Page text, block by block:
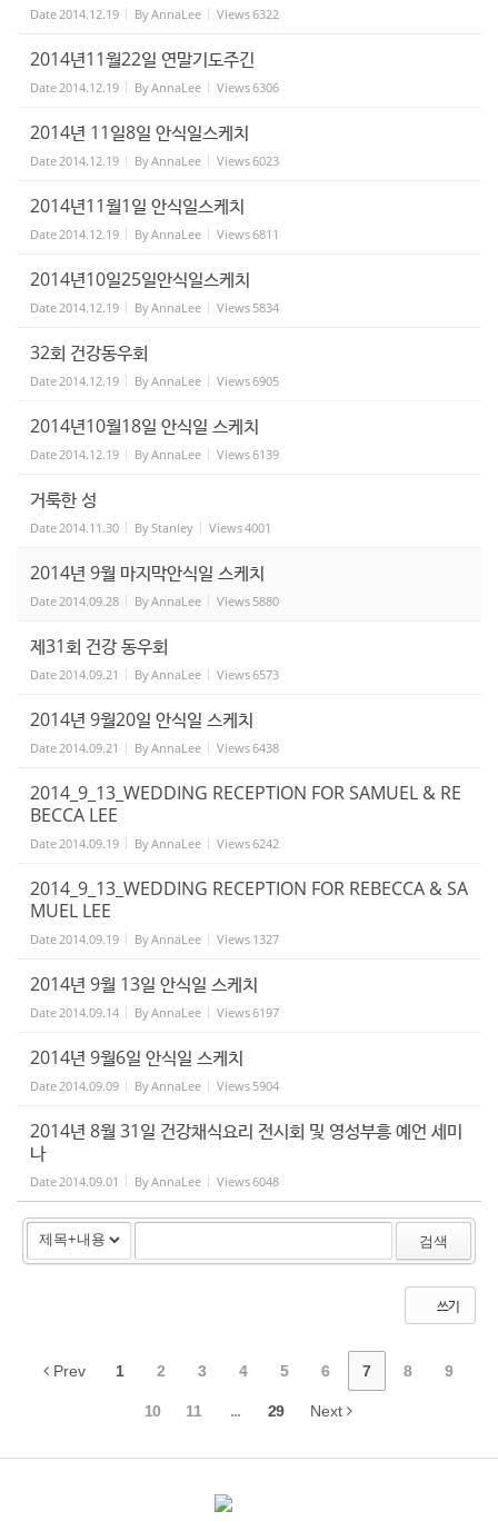
Date2014.12.19 ByAnnaLee Views6322
2014년11월22일 연말기도주긴
Date2014.12.19 ByAnnaLee Views6306
2014년 11일8일 안식일스케치
Date2014.12.19 ByAnnaLee Views6023
2014년11월1일 안식일스케치
Date2014.12.19 ByAnnaLee Views6811
2014년10일25일안식일스케치
Date2014.12.19 ByAnnaLee Views 5834
32회 건강동우회
Date2014.12.19 ByAnnaLee Views6905
2014년10월18일 안식일 스케치
Date2014.12.19 ByAnnaLee Views6139
거룩한 성
Date2014.11.30 ByStanley Views4001
2014년 9월 마지막안식일 스케치
Date2014.09.28 ByAnnaLee Views 5880
제31회 건강 동우회
Date2014.09.21 ByAnnaLee Views6573
2014년 9월20일 안식일 스케치
Date2014.09.21 ByAnnaLee Views6438
2014_9_13_WEDDING RECEPTION FOR SAMUEL & RE
BECCA LEE
Date2014.09.19 ByAnnaLee Views6242
2014_9_13_WEDDING RECEPTION FOR REBECCA & SA
MUEL LEE
Date2014.09.19 ByAnnaLee Views 1327
2014년 9월 13일 안식일 스케치
Date2014.09.14 ByAnnaLee Views6197
2014년 9월6일 안식일 스케치
Date2014.09.09 ByAnnaLee Views 5904
2014년 8월 31일 건강채식요리 전시회 및 영성부흥 예언 세미
나
Date2014.09.01 ByAnnaLee Views6048
검색
쓰기
Prev 1 2 3 4 5 6 7 8 9
10 11 ... 29 Next